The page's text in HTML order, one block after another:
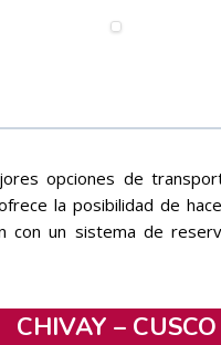
opciones de
la posibilidad de
un sistema de
CHIVAY – CUSCO